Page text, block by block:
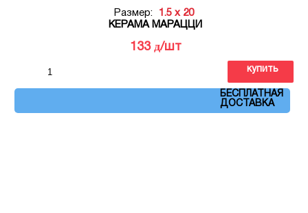
Размер:
1.5 x 20
КЕРАМА МАРАЦЦИ
133 д/шт
БЕСПЛАТНАЯ
ДОСТАВКА
купить